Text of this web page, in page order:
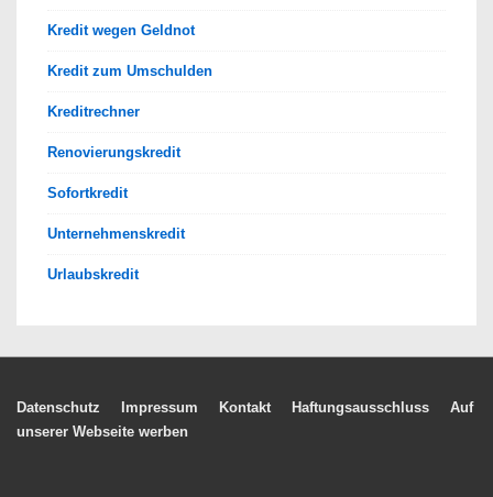
Kredit wegen Geldnot
Kredit zum Umschulden
Kreditrechner
Renovierungskredit
Sofortkredit
Unternehmenskredit
Urlaubskredit
Footer-
Datenschutz Impressum Kontakt Haftungsausschluss
Auf
unserer Webseite werben